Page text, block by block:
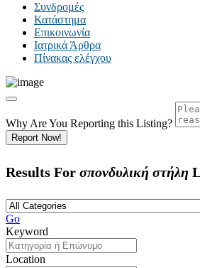
Συνδρομές
Κατάστημα
Επικοινωνία
Ιατρικά Άρθρα
Πίνακας ελέγχου
Why Are You Reporting this Listing?
Report Now!
Results For σπονδυλική στήλη
Go
Keyword
Location